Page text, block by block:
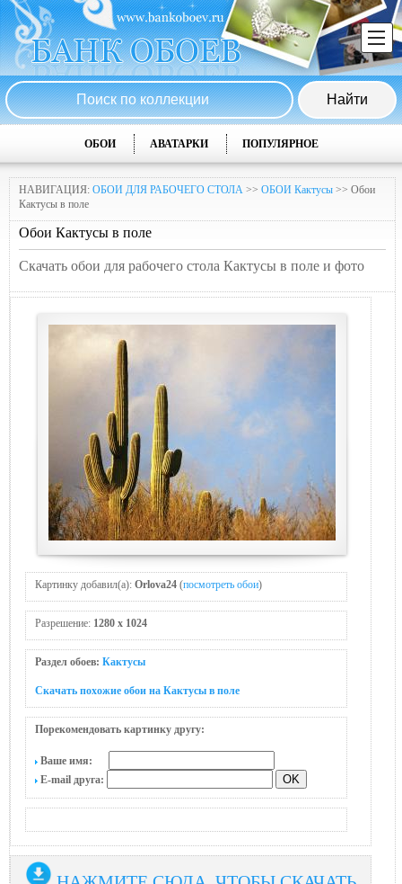
ОБОИ АВАТАРКИ ПОПУЛЯРНОЕ
НАВИГАЦИЯ: ОБОИ ДЛЯ РАБОЧЕГО СТОЛА >> ОБОИ Кактусы >> Обои
Кактусы в поле
Обои Кактусы в поле
Скачать обои для рабочего стола Кактусы в поле и фото
Картинку добавил(а): Orlova24 (посмотреть обои)
Разрешение: 1280 x 1024
Раздел обоев: Кактусы
Скачать похожие обои на Кактусы в поле
Порекомендовать картинку другу:
Ваше имя:
E-mail друга: